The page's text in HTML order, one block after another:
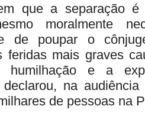
que a separação
moralmente
de poupar o
feridas mais graves
humilhação e a
declarou, na
de pessoas na